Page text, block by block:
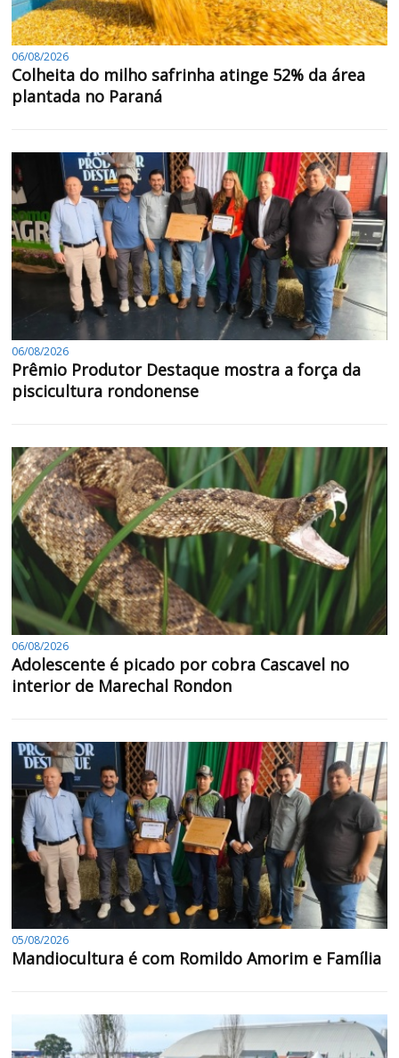
06/08/2026
Colheita do milho safrinha atinge 52% da área
plantada no Paraná
06/08/2026
Prêmio Produtor Destaque mostra a força da
piscicultura rondonense
06/08/2026
Adolescente é picado por cobra Cascavel no
interior de Marechal Rondon
05/08/2026
Mandiocultura é com Romildo Amorim e Família